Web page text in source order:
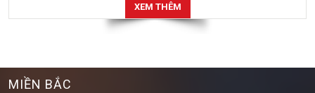
XEM THÊM
MIỀN BẮC